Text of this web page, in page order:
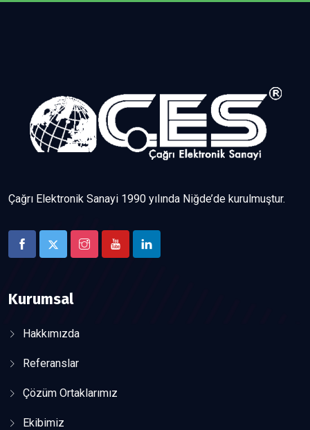
Çağrı Elektronik Sanayi 1990 yılında Niğde’de kurulmuştur.
Kurumsal
Hakkımızda
Referanslar
Çözüm Ortaklarımız
Ekibimiz